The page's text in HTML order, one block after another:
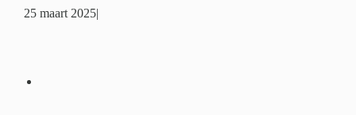
25 maart 2025|